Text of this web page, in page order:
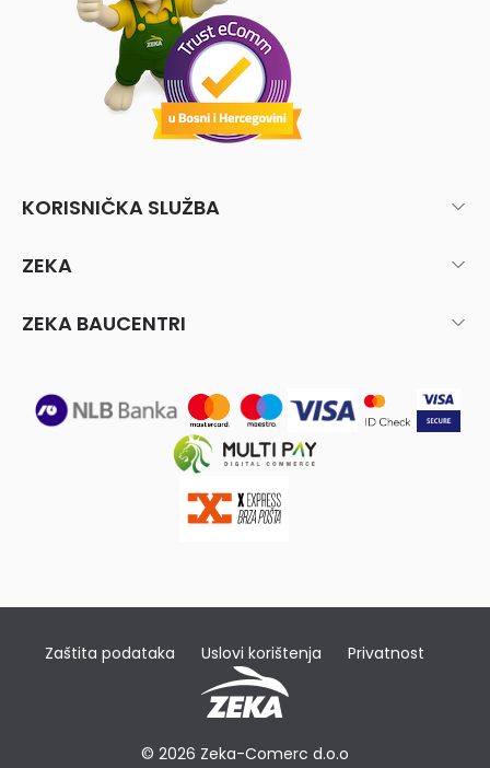
KORISNIČKA SLUŽBA
ZEKA
ZEKA BAUCENTRI
Zaštita podataka Uslovi korištenja Privatnost
© 2026 Zeka-Comerc d.o.o